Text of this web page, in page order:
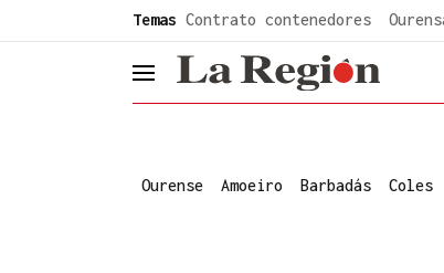
Temas Contrato contenedores
header.menu.open
Ourense Amoeiro Barbadás Coles